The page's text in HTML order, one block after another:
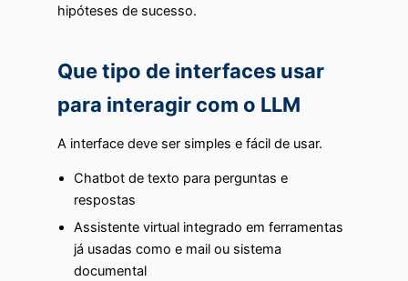
hipóteses de sucesso.
Que tipo de interfaces usar
para interagir com o LLM
A interface deve ser simples e fácil de usar.
Chatbot de texto para perguntas e
respostas
Assistente virtual integrado em ferramentas
já usadas como e mail ou sistema
documental